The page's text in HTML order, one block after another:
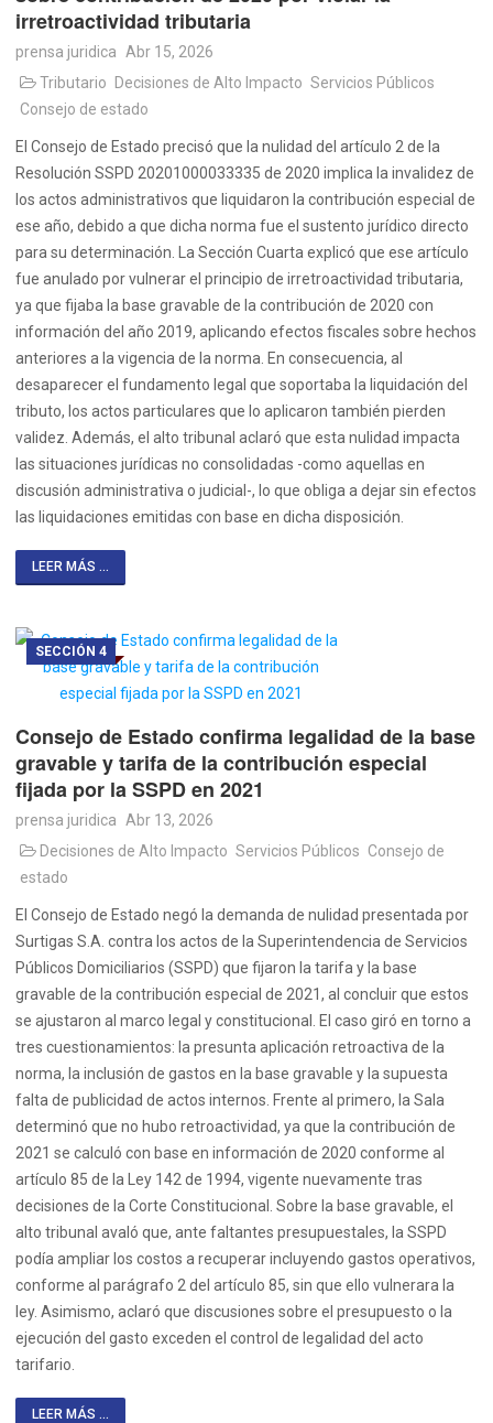
irretroactividad tributaria
prensa juridica
Abr 15, 2026
Tributario
Decisiones de Alto Impacto Servicios Públicos
Consejo de estado
El Consejo de Estado precisó que la nulidad del artículo 2 de la
Resolución SSPD 20201000033335 de 2020 implica la invalidez de
los actos administrativos que liquidaron la contribución especial de
ese año, debido a que dicha norma fue el sustento jurídico directo
para su determinación. La Sección Cuarta explicó que ese artículo
fue anulado por vulnerar el principio de irretroactividad tributaria,
ya que fijaba la base gravable de la contribución de 2020 con
información del año 2019, aplicando efectos fiscales sobre hechos
anteriores a la vigencia de la norma. En consecuencia, al
desaparecer el fundamento legal que soportaba la liquidación del
tributo, los actos particulares que lo aplicaron también pierden
validez. Además, el alto tribunal aclaró que esta nulidad impacta
las situaciones jurídicas no consolidadas -como aquellas en
discusión administrativa o judicial-, lo que obliga a dejar sin efectos
las liquidaciones emitidas con base en dicha disposición.
LEER MÁS ...
SECCIÓN 4
Consejo de Estado confirma legalidad de la base
gravable y tarifa de la contribución especial
fijada por la SSPD en 2021
prensa juridica
Abr 13, 2026
Decisiones de Alto Impacto Servicios Públicos Consejo de
estado
El Consejo de Estado negó la demanda de nulidad presentada por
Surtigas S.A. contra los actos de la Superintendencia de Servicios
Públicos Domiciliarios (SSPD) que fijaron la tarifa y la base
gravable de la contribución especial de 2021, al concluir que estos
se ajustaron al marco legal y constitucional. El caso giró en torno a
tres cuestionamientos: la presunta aplicación retroactiva de la
norma, la inclusión de gastos en la base gravable y la supuesta
falta de publicidad de actos internos. Frente al primero, la Sala
determinó que no hubo retroactividad, ya que la contribución de
2021 se calculó con base en información de 2020 conforme al
artículo 85 de la Ley 142 de 1994, vigente nuevamente tras
decisiones de la Corte Constitucional. Sobre la base gravable, el
alto tribunal avaló que, ante faltantes presupuestales, la SSPD
podía ampliar los costos a recuperar incluyendo gastos operativos,
conforme al parágrafo 2 del artículo 85, sin que ello vulnerara la
ley. Asimismo, aclaró que discusiones sobre el presupuesto o la
ejecución del gasto exceden el control de legalidad del acto
tarifario.
LEER MÁS ...